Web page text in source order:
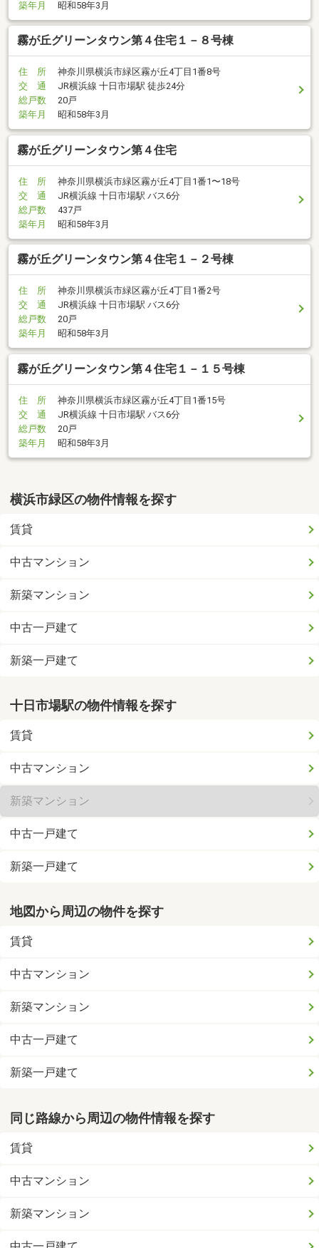
築年月 昭和58年3月
霧が丘グリーンタウン第４住宅１－８号棟
住 所
神奈川県横浜市緑区霧が丘4丁目1番8号
交 通
JR横浜線 十日市場駅 徒歩24分
総戸数
20戸
築年月
昭和58年3月
霧が丘グリーンタウン第４住宅
住 所
神奈川県横浜市緑区霧が丘4丁目1番1〜18号
交 通
JR横浜線 十日市場駅 バス6分
総戸数
437戸
築年月
昭和58年3月
霧が丘グリーンタウン第４住宅１－２号棟
住 所
神奈川県横浜市緑区霧が丘4丁目1番2号
交 通
JR横浜線 十日市場駅 バス6分
総戸数
20戸
築年月
昭和58年3月
霧が丘グリーンタウン第４住宅１－１５号棟
住 所
神奈川県横浜市緑区霧が丘4丁目1番15号
交 通
JR横浜線 十日市場駅 バス6分
総戸数
20戸
築年月
昭和58年3月
横浜市緑区の物件情報を探す
賃貸
中古マンション
新築マンション
中古一戸建て
新築一戸建て
十日市場駅の物件情報を探す
賃貸
中古マンション
新築マンション
中古一戸建て
新築一戸建て
地図から周辺の物件を探す
賃貸
中古マンション
新築マンション
中古一戸建て
新築一戸建て
同じ路線から周辺の物件情報を探す
賃貸
中古マンション
新築マンション